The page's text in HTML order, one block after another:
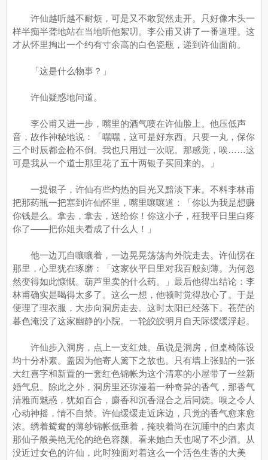
许仙越听越不耐烦，可是又不敢贸然走开。只好像木头一
样半痴半聋地站在当地听他絮叨。李公甫又讲了一番道理。这
才从怀里掏出一个约有寸余高的白色瓷瓶，递到许仙面前。
「这是什么物事？」
许仙疑惑地问道。
李公甫又进一步，嘴里的酒气喷在许仙脸上。他压低声
音，故作神秘地说：「嘿嘿，这可是好东西。只要一丸，保你
三个时辰都金枪不倒。我也只用过一次呢。那感觉，唉……这
可是我从一个道士那里花了五十两银子买回来的。」
一提银子，许仙有些灼热的目光又黯淡下来。不料李林甫
把那药瓶一把塞到许仙怀里，嘴里嚷嚷道：「你以为我是想赚
你钱是么。拿去，拿去，送给你！你这小子，枉我平日里白疼
你了——把你姐夫看成了什么人！」
他一边兀自嚷嚷着，一边晃晃荡荡向外院走去。许仙愣在
那里，心里犹在琢磨：「这家伙平日里对我百般刻薄。为何忽
然变得如此慷慨。葫芦里卖的什么药。」最后他得出结论：李
林甫确实是喝得太多了。这么一想，他顿时觉得放心了。于是
便理了理衣服，大步向洞房走去。这时太阳已经落下。苍茫的
暮色淹没了这家幽静的小院。一轮皎皎明月自天际缓缓浮起。
许仙步入洞房，点上一支红烛。虽说是洞房，但桌椅陈设
均十分朴素。盖因为他寄人篱下之故也。只有墙上张贴的一张
大红喜字和新置的一套红色锦帐为这个清寒的小屋带了一丝新
婚气息。除此之外，洞房里还弥漫着一种奇异的香气，那香气
清雅而魅惑，犹如百合，麝香和沉香混合之后同烧。嗅之令人
心动神摇，情不自禁。许仙缓缓走近床边，只觉的香气愈来愈
浓。绣着鸳鸯的薄纱锦帐低垂着，掩映着尚在沉睡中的白素贞
那仙子般美艳无伦的绝色容颜。看来她白天也喝了不少酒。从
没近过女色的许仙，此时独面对着这么一个活色生香的大美